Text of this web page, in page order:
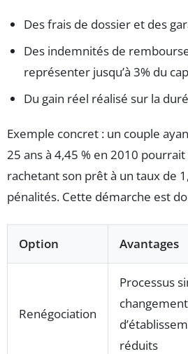
Des frais de dossier et des
Des indemnités de
représenter jusqu’à 3% du
Du gain réel réalisé sur la
Exemple concret : un couple
25 ans à 4,45 % en 2010
rachetant son prêt à un taux de
pénalités. Cette démarche est
Option Avantages
Renégociation
Processus
changement
réduits